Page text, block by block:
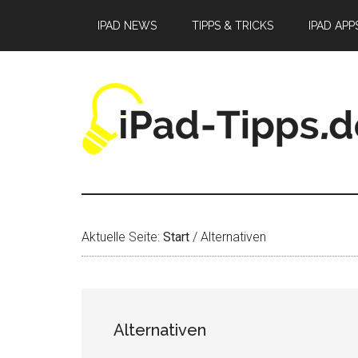
springen
springen
springen
IPAD NEWS TIPPS & TRICKS IPAD
Aktuelle Seite: Start / Alternativen
Alternativen